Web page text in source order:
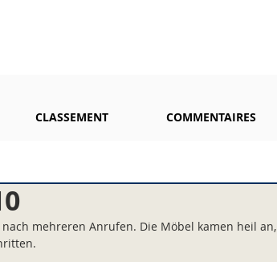
CLASSEMENT COMMENTAIRES
mehreren Anrufen. Die Möbel kamen heil an,